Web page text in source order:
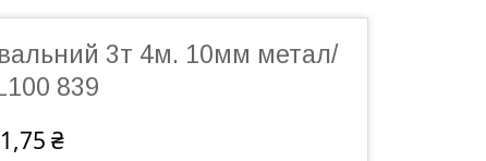
3т 4м. 10мм метал/
839
₴